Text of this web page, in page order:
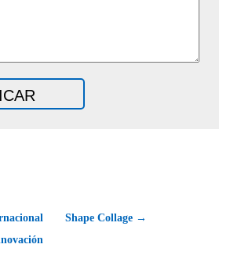
Shape Collage →